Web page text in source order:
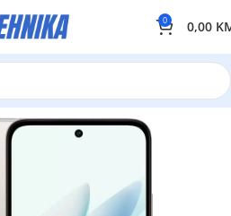
0 0,00